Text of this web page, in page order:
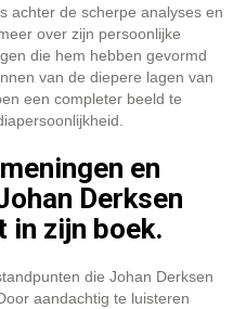
achter de scherpe analyses en
over zijn persoonlijke
die hem hebben gevormd
van de diepere lagen van
een completer beeld te
en
Derksen
in zijn boek.
die Johan Derksen
aandachtig te luisteren